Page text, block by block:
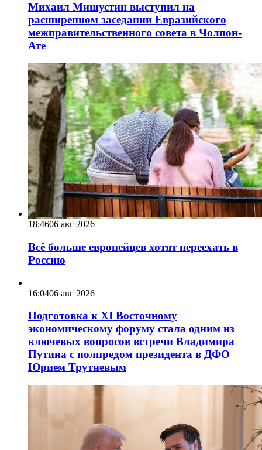
Михаил Мишустин выступил на
расширенном заседании Евразийского
межправительственного совета в Чолпон-
Ате
18:4606 авг 2026
Всё больше европейцев хотят переехать в
Россию
16:0406 авг 2026
Подготовка к XI Восточному
экономическому форуму стала одним из
ключевых вопросов встречи Владимира
Путина с полпредом президента в ДФО
Юрием Трутневым